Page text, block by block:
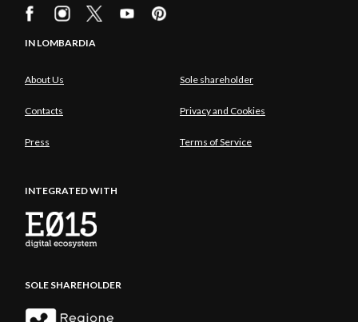
IN LOMBARDIA
About Us Sole shareholder
Contacts Privacy and Cookies
Press Terms of Service
INTEGRATED WITH
SOLE SHAREHOLDER